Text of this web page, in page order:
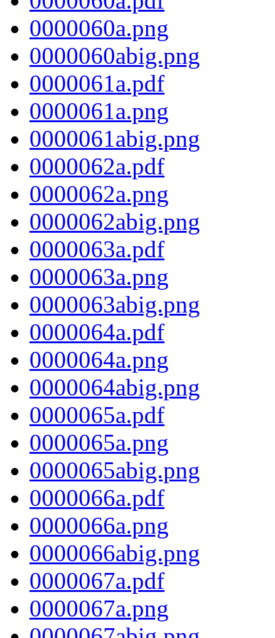
0000060a.png
0000060abig.png
0000061a.pdf
0000061a.png
0000061abig.png
0000062a.pdf
0000062a.png
0000062abig.png
0000063a.pdf
0000063a.png
0000063abig.png
0000064a.pdf
0000064a.png
0000064abig.png
0000065a.pdf
0000065a.png
0000065abig.png
0000066a.pdf
0000066a.png
0000066abig.png
0000067a.pdf
0000067a.png